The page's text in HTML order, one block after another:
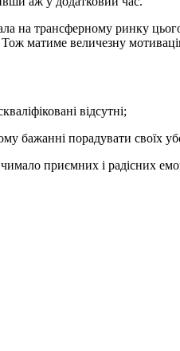
трансферному ринку
матиме величезну
відсутні;
бажанні порадувати своїх
приємних і радісних